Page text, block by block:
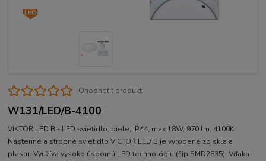
Ohodnotiť produkt
W131/LED/B-4100
VIKTOR LED B - LED svietidlo, biele, IP44, max.18W, 970 lm, 4100K
Nástenné a stropné svietidlo VICTOR LED B je vyrobené zo skla a
plastu. Využíva vysoko úspornú LED technológiu (čip SMD2835). Vďaka